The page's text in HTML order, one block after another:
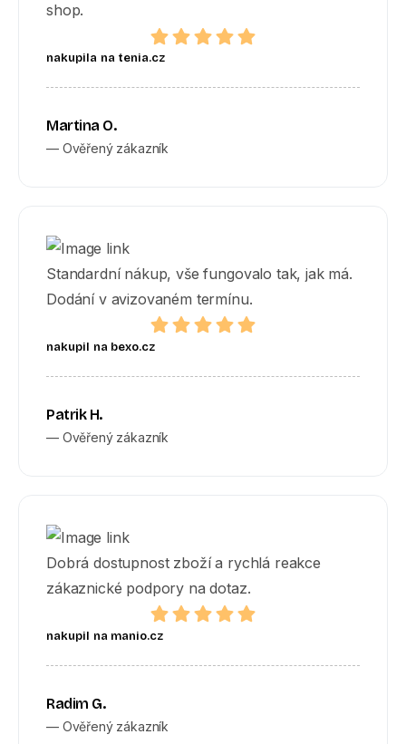
shop.
nakupila na tenia.cz
Martina O.
— Ověřený zákazník
Standardní nákup, vše fungovalo tak, jak má.
Dodání v avizovaném termínu.
nakupil na bexo.cz
Patrik H.
— Ověřený zákazník
Dobrá dostupnost zboží a rychlá reakce
zákaznické podpory na dotaz.
nakupil na manio.cz
Radim G.
— Ověřený zákazník